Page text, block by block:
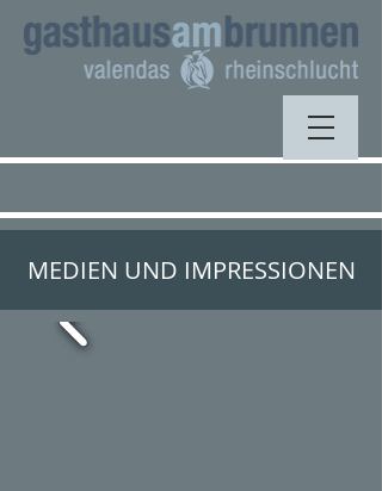
MEDIEN UND IMPRESSIONEN